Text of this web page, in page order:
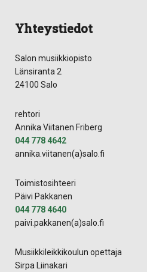
Yhteystiedot
Salon musiikkiopisto
Länsiranta 2
24100 Salo
rehtori
Annika Viitanen Friberg
044 778 4642
annika.viitanen(a)salo.fi
Toimistosihteeri
Päivi Pakkanen
044 778 4640
paivi.pakkanen(a)salo.fi
Musiikkileikkikoulun opettaja
Sirpa Liinakari